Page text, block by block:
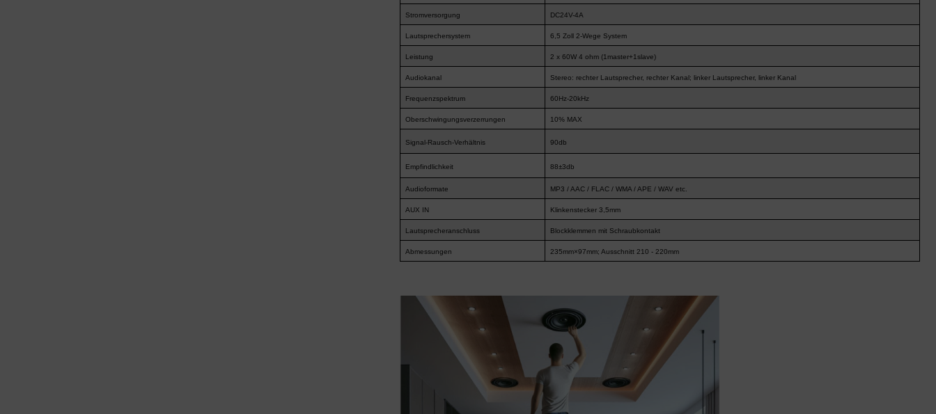
Stromversorgung DC24V-4A
Lautsprechersystem 6,5 Zoll 2-Wege System
Leistung 2 x 60W 4 ohm (1master+1slave)
Audiokanal Stereo: rechter Lautsprecher, rechter Kanal; linker Lautsprecher, linker Kanal
Frequenzspektrum 60Hz-20kHz
Oberschwingungsverzerrungen 10% MAX
Signal-Rausch-Verhältnis 90db
Empfindlichkeit 88±3db
Audioformate MP3 / AAC / FLAC / WMA / APE / WAV etc.
AUX IN Klinkenstecker 3,5mm
Lautsprecheranschluss Blockklemmen mit Schraubkontakt
Abmessungen 235mm×97mm; Ausschnitt 210 - 220mm